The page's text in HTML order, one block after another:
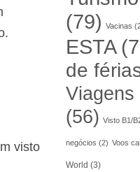
visto
(79) Vacinas
ESTA
de
Viagens
(56) Visto B1/
negócios (2) Voos
World (3)